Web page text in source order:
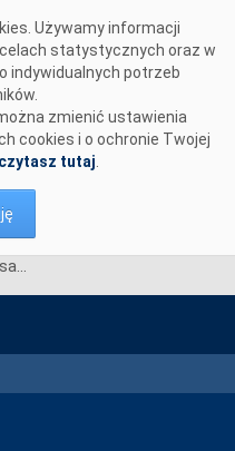
Używamy informacji
statystycznych oraz w
indywidualnych potrzeb
zmienić ustawienia
cookies i o ochronie Twojej
tutaj
Podpisanie umowy o świadczenie usługi praca interwencyjna